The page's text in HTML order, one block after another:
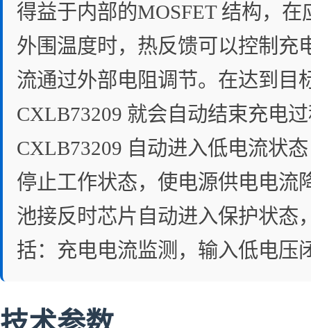
得益于内部的MOSFET 结构，
外围温度时，热反馈可以控制充
流通过外部电阻调节。在达到目
CXLB73209 就会自动结束充电
CXLB73209 自动进入低电流状
停止工作状态，使电源供电电流
池接反时芯片自动进入保护状态
括：充电电流监测，输入低电压